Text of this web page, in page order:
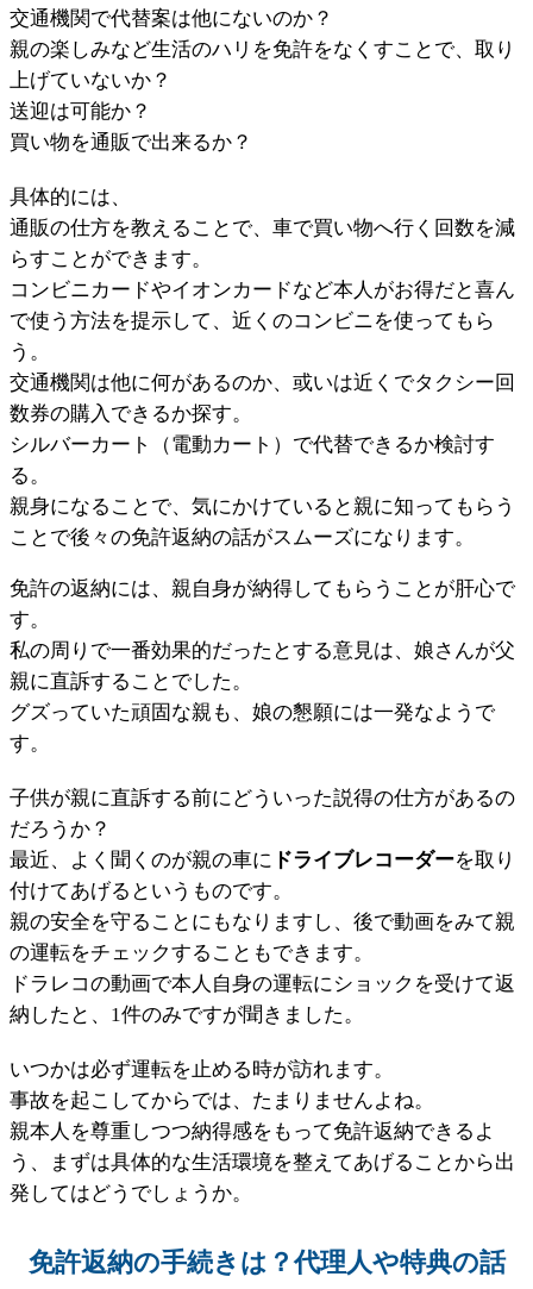
交通機関で代替案は他にないのか？
親の楽しみなど生活のハリを免許をなくすことで、取り
上げていないか？
送迎は可能か？
買い物を通販で出来るか？
具体的には、
通販の仕方を教えることで、車で買い物へ行く回数を減
らすことができます。
コンビニカードやイオンカードなど本人がお得だと喜ん
で使う方法を提示して、近くのコンビニを使ってもら
う。
交通機関は他に何があるのか、或いは近くでタクシー回
数券の購入できるか探す。
シルバーカート（電動カート）で代替できるか検討す
る。
親身になることで、気にかけていると親に知ってもらう
ことで後々の免許返納の話がスムーズになります。
免許の返納には、親自身が納得してもらうことが肝心で
す。
私の周りで一番効果的だったとする意見は、娘さんが父
親に直訴することでした。
グズっていた頑固な親も、娘の懇願には一発なようで
す。
子供が親に直訴する前にどういった説得の仕方があるの
だろうか？
最近、よく聞くのが親の車に ドライブレコーダーを取り
付けてあげるというものです。
親の安全を守ることにもなりますし、後で動画をみて親
の運転をチェックすることもできます。
ドラレコの動画で本人自身の運転にショックを受けて返
納したと、1件のみですが聞きました。
いつかは必ず運転を止める時が訪れます。
事故を起こしてからでは、たまりませんよね。
親本人を尊重しつつ納得感をもって免許返納できるよ
う、まずは具体的な生活環境を整えてあげることから出
発してはどうでしょうか。
免許返納の手続きは？代理人や特典の話